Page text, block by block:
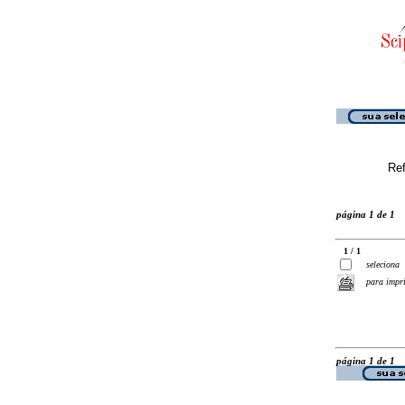
página 1 de 1
1 / 1
seleciona
para
página 1 de 1